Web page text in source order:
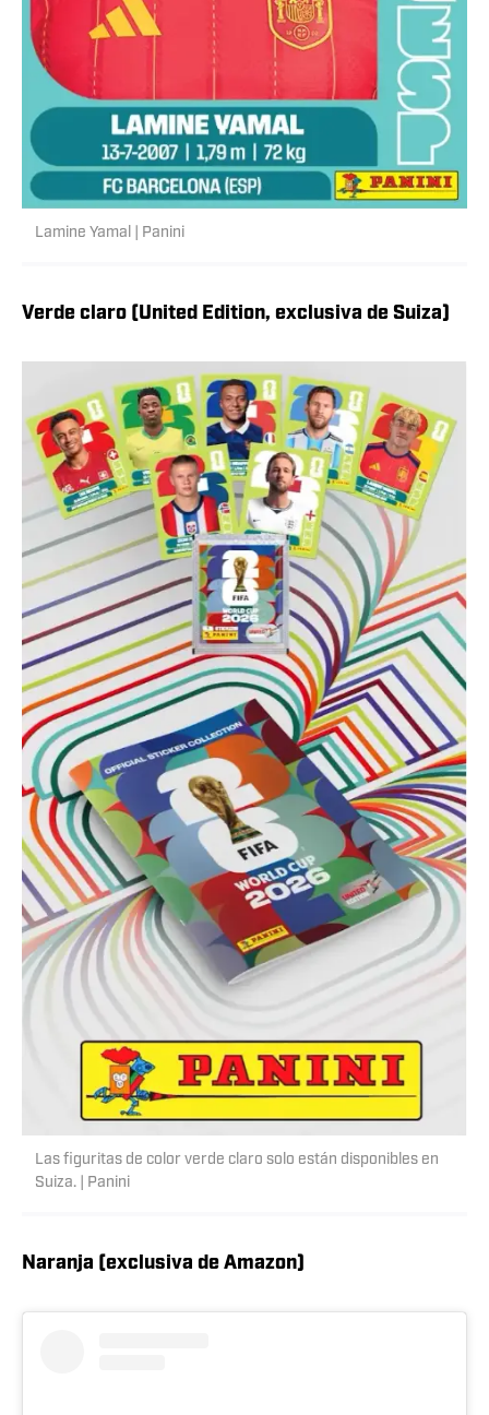
Lamine Yamal | Panini
Verde claro (United Edition, exclusiva de Suiza)
Las figuritas de color verde claro solo están disponibles en
Suiza. | Panini
Naranja (exclusiva de Amazon)